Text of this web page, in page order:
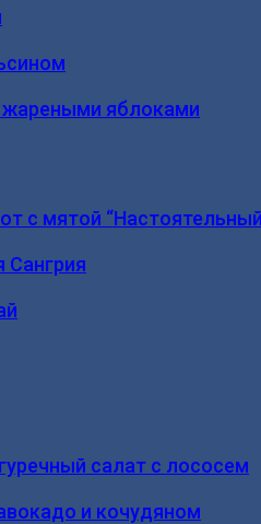
жареными яблоками
с мятой
Сангрия
салат с лососем
и кочудяном